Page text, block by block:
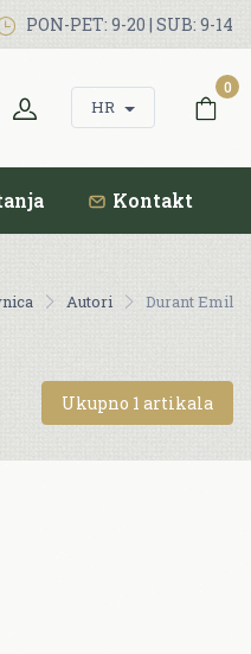
PON-PET: 9-20 | SUB: 9-14
HR
0
Kontakt
Autori Durant Emil
Ukupno 1 artikala